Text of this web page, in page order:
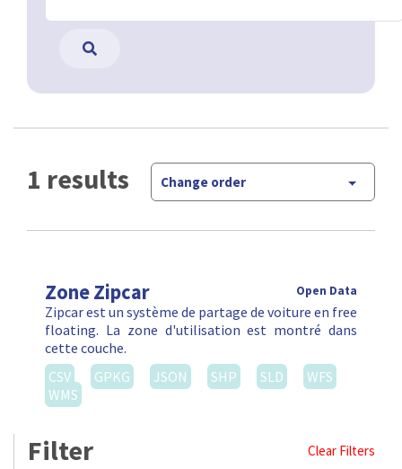
1 results Change order
Zone Zipcar Open Data
Zipcar est un système de partage de voiture en free
floating. La zone d'utilisation est montré dans
cette couche.
CSV
GPKG JSON SHP SLD
WFS
WMS
Filter Clear Filters